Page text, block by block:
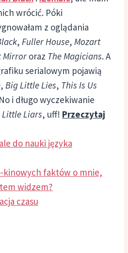
wrócić. Póki
z oglądania
, Fuller House, Mozart
Mirror oraz The Magicians. A
serialowym pojawią
, Big Little Lies, This Is Us
i długo wyczekiwanie
Liars, uff! Przeczytaj
do nauki języka
kinowych faktów o mnie,
widzem?
czasu